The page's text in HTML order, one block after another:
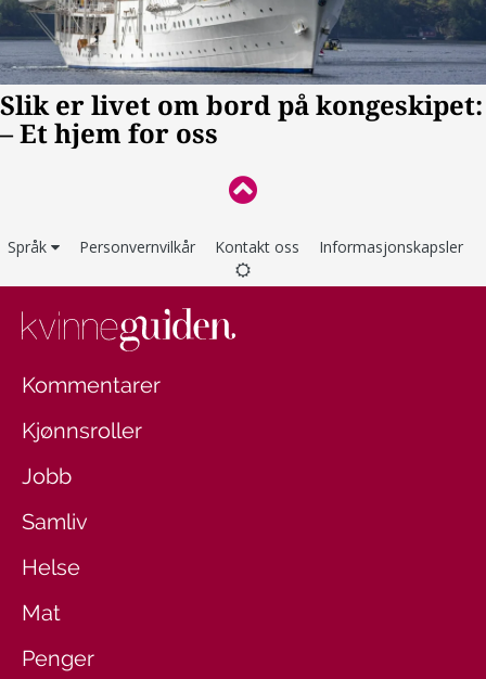
Språk Personvernvilkår Kontakt oss Informasjonskapsler
Kommentarer
Kjønnsroller
Jobb
Samliv
Helse
Mat
Penger